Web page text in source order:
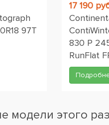
97T
17 190
830 P
RunFlat
модели этого